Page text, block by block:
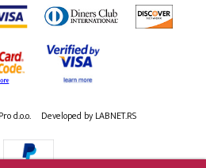
d.o.o. Developed by LABNET.RS